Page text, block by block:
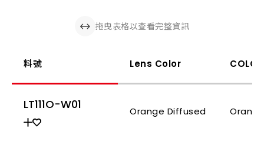
料號 Lens Color COLOR
LT111O-W01 Orange Diffused Orange
拖曳表格以查看完整資訊